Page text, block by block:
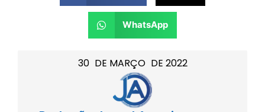
30 DE MARÇO DE 2022
WhatsApp